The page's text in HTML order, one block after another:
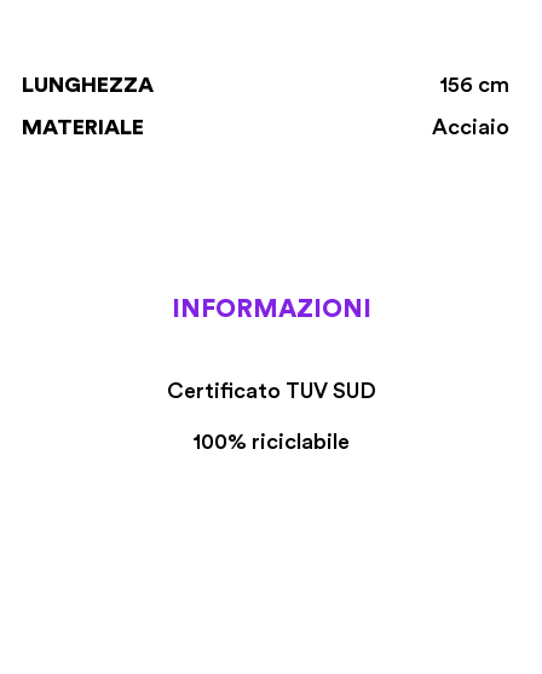
LUNGHEZZA 156 cm
MATERIALE Acciaio
INFORMAZIONI
Certificato TUV SUD
100% riciclabile